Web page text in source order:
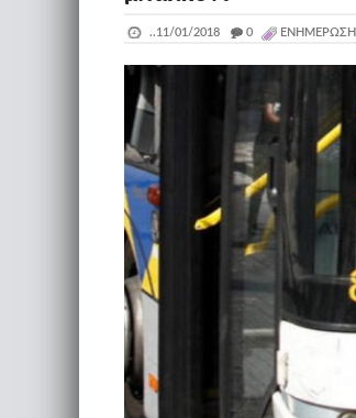
..11/01/2018 _ 0 ΕΝΗΜΈΡΩΣΗ,